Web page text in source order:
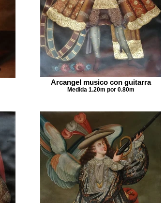
Arcangel musico con guitarra
Medida 1.20m por 0.80m